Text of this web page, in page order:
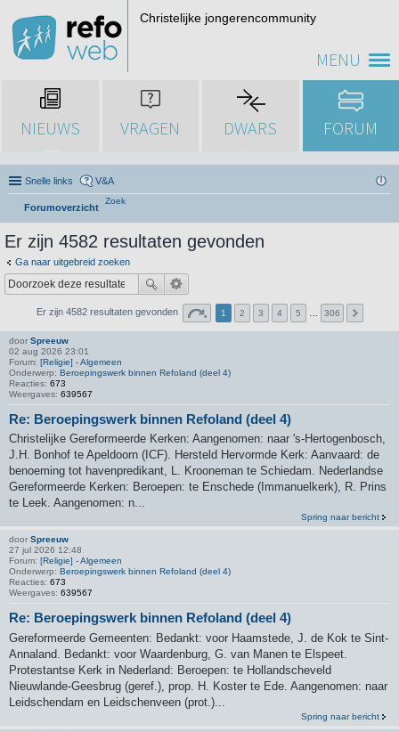
MENU
Christelijke jongerencommunity
NIEUWS VRAGEN DWARS FORUM
Snelle links V&A
Forumoverzicht
Zoek
Er zijn 4582 resultaten gevonden
Ga naar uitgebreid zoeken
Er zijn 4582 resultaten gevonden 1 2 3 4 5 306
door Spreeuw
02 aug 2026 23:01
Forum: [Religie] - Algemeen
Onderwerp: Beroepingswerk binnen Refoland (deel 4)
Reacties: 673
Weergaves: 639567
Re: Beroepingswerk binnen Refoland (deel 4)
Christelijke Gereformeerde Kerken: Aangenomen: naar 's-Hertogenbosch,
J.H. Bonhof te Apeldoorn (ICF). Hersteld Hervormde Kerk: Aanvaard: de
benoeming tot havenpredikant, L. Krooneman te Schiedam. Nederlandse
Gereformeerde Kerken: Beroepen: te Enschede (Immanuelkerk), R. Prins
te Leek. Aangenomen: n...
Spring naar bericht
door Spreeuw
27 jul 2026 12:48
Forum: [Religie] - Algemeen
Onderwerp: Beroepingswerk binnen Refoland (deel 4)
Reacties: 673
Weergaves: 639567
Re: Beroepingswerk binnen Refoland (deel 4)
Gereformeerde Gemeenten: Bedankt: voor Haamstede, J. de Kok te Sint-
Annaland. Bedankt: voor Waardenburg, G. van Manen te Elspeet.
Protestantse Kerk in Nederland: Beroepen: te Hollandscheveld
Nieuwlande-Geesbrug (geref.), prop. H. Koster te Ede. Aangenomen: naar
Leidschendam en Leidschenveen (prot.)...
Spring naar bericht